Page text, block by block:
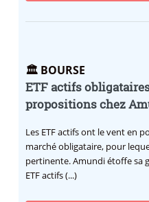
🏛️ BOURSE
ETF actifs
propositions chez
Les ETF actifs ont le vent en
marché obligataire, pour
pertinente. Amundi étoffe sa
ETF actifs (...)